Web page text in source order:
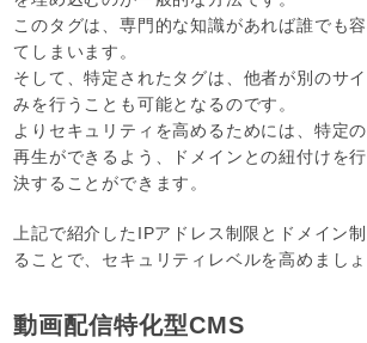
このタグは、専門的な知識があれば誰でも
てしまいます。
そして、特定されたタグは、他者が別のサ
みを行うことも可能となるのです。
よりセキュリティを高めるためには、特定
再生ができるよう、ドメインとの紐付けを
決することができます。
上記で紹介したIPアドレス制限とドメイン
ることで、セキュリティレベルを高めましょ
動画配信特化型CMS